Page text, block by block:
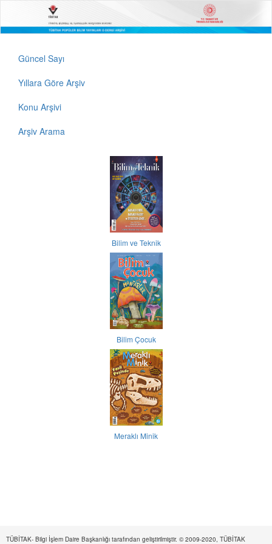
Güncel Sayı
Yıllara Göre Arşiv
Konu Arşivi
Arşiv Arama
Bilim ve Teknik
Bilim Çocuk
Meraklı Minik
TÜBİTAK- Bilgi İşlem Daire Başkanlığı tarafından geliştirilmiştir. © 2009-2020, TÜBİTAK